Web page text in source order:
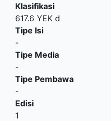
Klasifikasi
617.6 YEK d
Tipe Isi
-
Tipe Media
-
Tipe Pembawa
-
Edisi
1